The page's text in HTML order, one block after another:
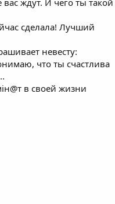
сделала! Лучший
невесту:
что ты счастлива
в своей жизни